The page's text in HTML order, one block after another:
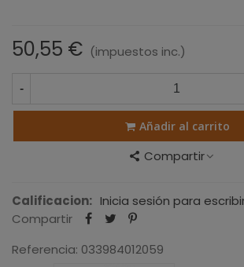
50,55 € (impuestos inc.)
-
Añadir al carrito
Compartir
Calificacion: Inicia sesión para
Compartir
Referencia: 033984012059